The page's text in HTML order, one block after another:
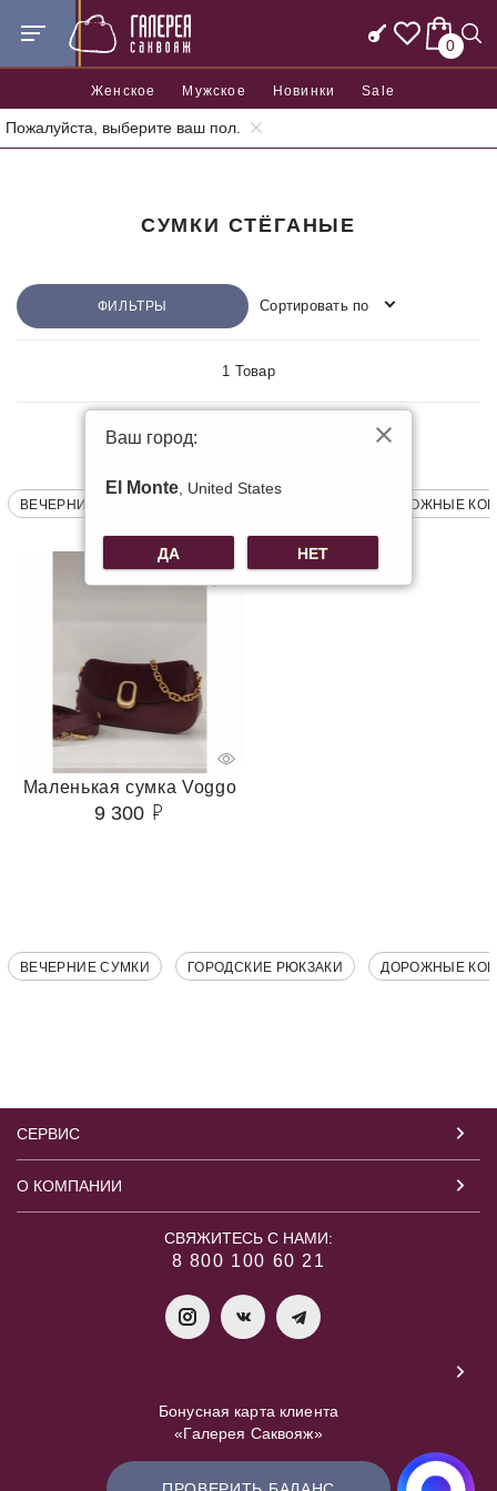
0
Женское Мужское Новинки Sale
Пожалуйста, выберите ваш пол.
Главная
СУМКИ СТЁГАНЫЕ
ФИЛЬТРЫ Сортировать по
1 Товар
ВЕЧЕРНИЕ СУМКИ ДОРОЖНЫЕ
Маленькая сумка Voggo
9 300
ВЕЧЕРНИЕ СУМКИ ГОРОДСКИЕ РЮКЗАКИ ДОРОЖНЫЕ
СЕРВИС
О КОМПАНИИ
СВЯЖИТЕСЬ С НАМИ:
8 800 100 60 21
Бонусная карта клиента
«Галерея Саквояж»
Ваш город:
El Monte , United States
ДА НЕТ